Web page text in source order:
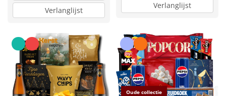
Verlanglijst
Verlanglijst
Oude collectie